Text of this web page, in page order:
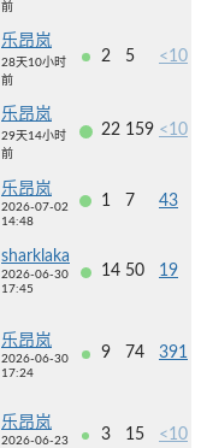
前
乐昂岚
28天10小时
前
2 5 <10
乐昂岚
29天14小时
前
22 159 <10
乐昂岚
2026-07-02
14:48
1 7 43
sharklaka
2026-06-30
17:45
14 50 19
乐昂岚
2026-06-30
17:24
9 74 391
乐昂岚
2026-06-23
3 15 <10